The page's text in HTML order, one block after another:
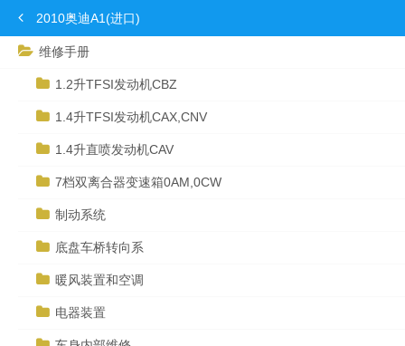
2010奥迪A1(进口)
维修手册
1.2升TFSI发动机CBZ
1.4升TFSI发动机CAX,CNV
1.4升直喷发动机CAV
7档双离合器变速箱0AM,0CW
制动系统
底盘车桥转向系
暖风装置和空调
电器装置